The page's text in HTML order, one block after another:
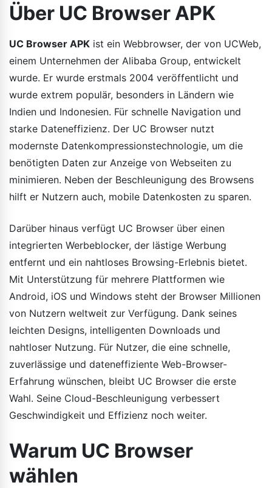
Über UC Browser APK
UC Browser APK ist ein Webbrowser, der von UCWeb,
einem Unternehmen der Alibaba Group, entwickelt
wurde. Er wurde erstmals 2004 veröffentlicht und
wurde extrem populär, besonders in Ländern wie
Indien und Indonesien. Für schnelle Navigation und
starke Dateneffizienz. Der UC Browser nutzt
modernste Datenkompressionstechnologie, um die
benötigten Daten zur Anzeige von Webseiten zu
minimieren. Neben der Beschleunigung des Browsens
hilft er Nutzern auch, mobile Datenkosten zu sparen.
Darüber hinaus verfügt UC Browser über einen
integrierten Werbeblocker, der lästige Werbung
entfernt und ein nahtloses Browsing-Erlebnis bietet.
Mit Unterstützung für mehrere Plattformen wie
Android, iOS und Windows steht der Browser Millionen
von Nutzern weltweit zur Verfügung. Dank seines
leichten Designs, intelligenten Downloads und
nahtloser Nutzung. Für Nutzer, die eine schnelle,
zuverlässige und dateneffiziente Web-Browser-
Erfahrung wünschen, bleibt UC Browser die erste
Wahl. Seine Cloud-Beschleunigung verbessert
Geschwindigkeit und Effizienz noch weiter.
Warum UC Browser
wählen